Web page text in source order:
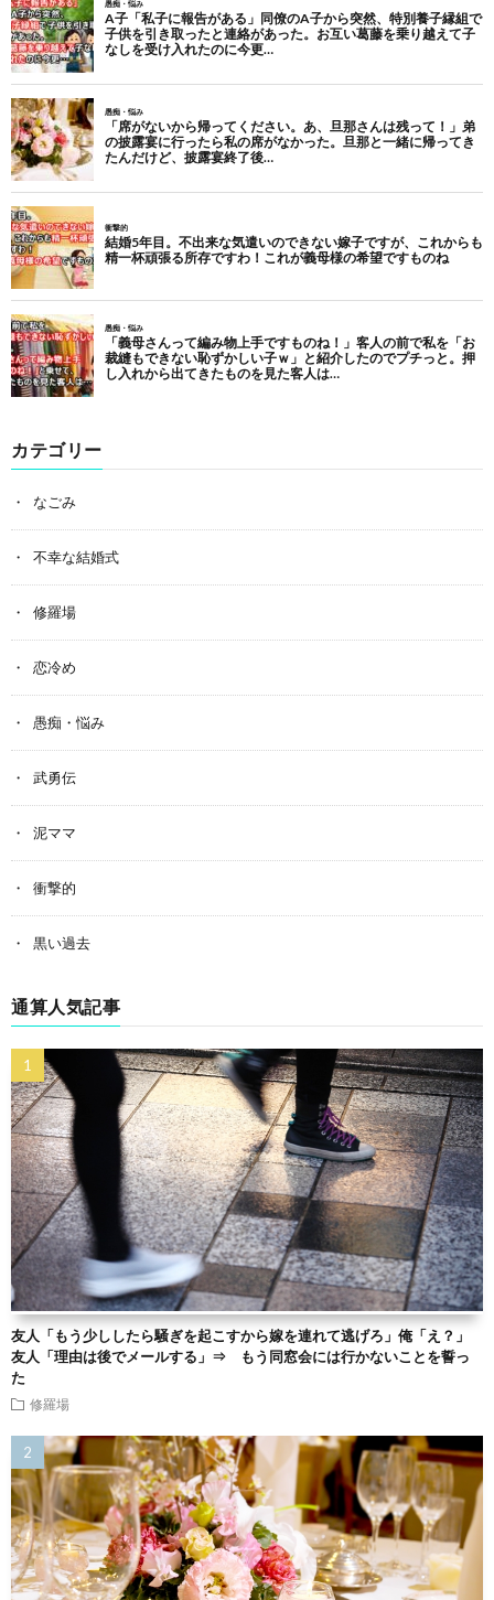
カテゴリー
なごみ
不幸な結婚式
修羅場
恋冷め
愚痴・悩み
武勇伝
泥ママ
衝撃的
黒い過去
通算人気記事
友人「もう少ししたら騒ぎを起こすから嫁を連れて逃げろ」俺「え？」
友人「理由は後でメールする」⇒ もう同窓会には行かないことを誓っ
た
修羅場